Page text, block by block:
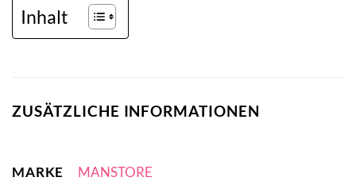
Inhalt
ZUSÄTZLICHE INFORMATIONEN
MARKE MANSTORE